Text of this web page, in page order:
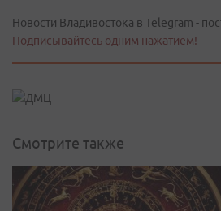
Новости Владивостока в Telegram -
Подписывайтесь одним нажатием!
Смотрите также